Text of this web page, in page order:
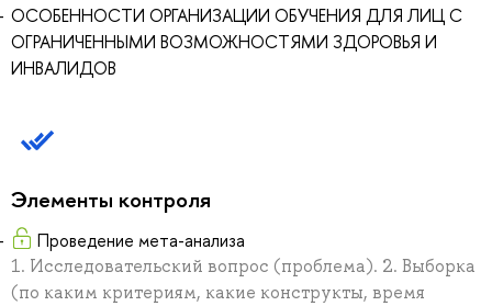
ОСОБЕННОСТИ ОРГАНИЗАЦИИ ОБУЧЕНИЯ ДЛЯ ЛИЦ С
ОГРАНИЧЕННЫМИ ВОЗМОЖНОСТЯМИ ЗДОРОВЬЯ И
ИНВАЛИДОВ
Элементы контроля
Проведение мета-анализа
1. Исследовательский вопрос (проблема). 2. Выборка
(по каким критериям, какие конструкты, время